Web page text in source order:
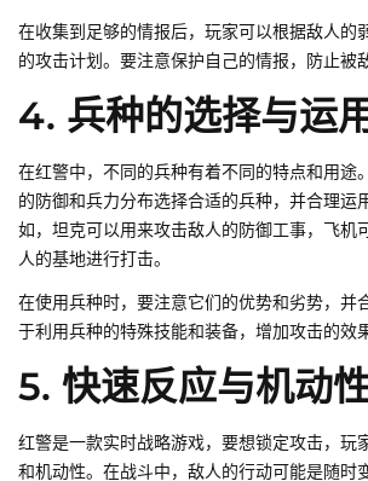
在收集到足够的情报后，玩家可以根据敌人的
的攻击计划。要注意保护自己的情报，防止被
4. 兵种的选择与运用
在红警中，不同的兵种有着不同的特点和用途
的防御和兵力分布选择合适的兵种，并合理运
如，坦克可以用来攻击敌人的防御工事，飞机
人的基地进行打击。
在使用兵种时，要注意它们的优势和劣势，并
于利用兵种的特殊技能和装备，增加攻击的效果
5. 快速反应与机动
红警是一款实时战略游戏，要想锁定攻击，玩
和机动性。在战斗中，敌人的行动可能是随时